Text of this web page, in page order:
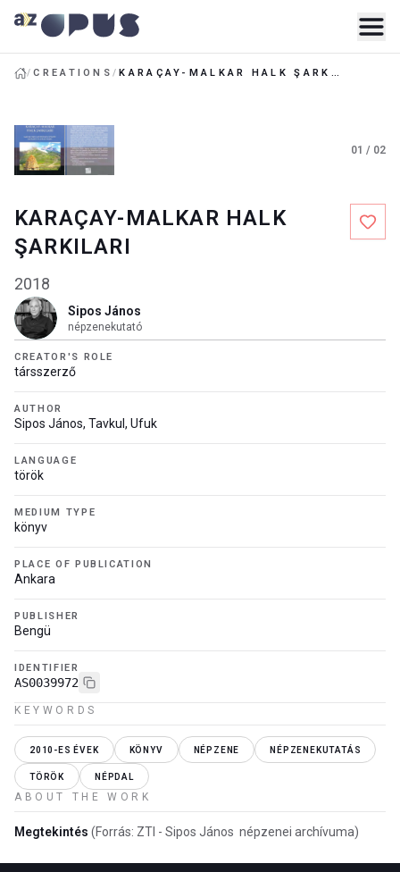
/CREATIONS/ KARAÇAY-MALKAR HALK ŞARKILARI
KARAÇAY-MALKAR HALK
ŞARKILARI
2018
Sipos János
népzenekutató
CREATOR'S ROLE
társszerző
AUTHOR
Sipos János, Tavkul, Ufuk
LANGUAGE
török
MEDIUM TYPE
könyv
PLACE OF PUBLICATION
Ankara
PUBLISHER
Bengü
IDENTIFIER
AS0039972
KEYWORDS
2010-ES ÉVEK KÖNYV NÉPZENE NÉPZENEKUTATÁS
TÖRÖK NÉPDAL
ABOUT THE WORK
Megtekintés (Forrás: ZTI - Sipos János népzenei archívuma)
01 / 02